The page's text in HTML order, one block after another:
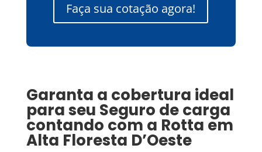
Faça sua cotação agora!
Garanta a cobertura ideal
para seu Seguro de carga
contando com a Rotta em
Alta Floresta D’Oeste